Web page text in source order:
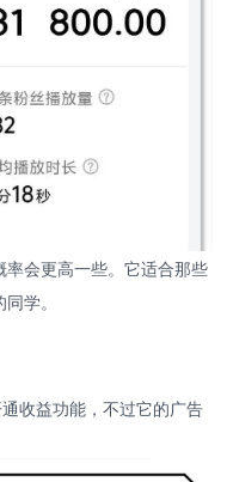
会更高一些。它适合那些
学。
收益功能，不过它的广告